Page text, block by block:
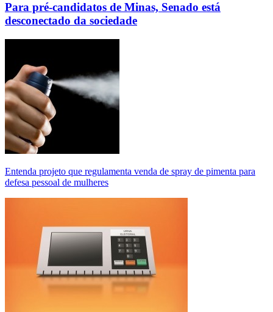
Para pré-candidatos de Minas, Senado está
desconectado da sociedade
Entenda projeto que regulamenta venda de spray de pimenta para
defesa pessoal de mulheres